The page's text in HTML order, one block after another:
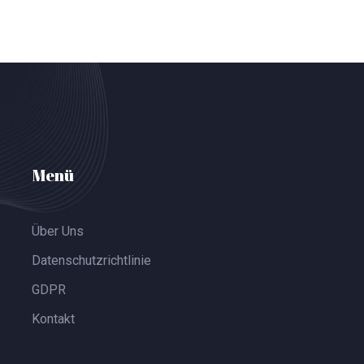
Menü
Über Uns
Datenschutzrichtlinie
GDPR
Kontakt